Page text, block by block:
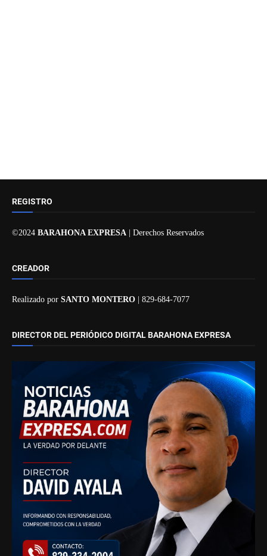
REGISTRO
©2024 BARAHONA EXPRESA | Derechos Reservados
CREADOR
Realizado por SANTO MONTERO | 829-684-7077
DIRECTOR DEL PERIÓDICO DIGITAL BARAHONA EXPRESA